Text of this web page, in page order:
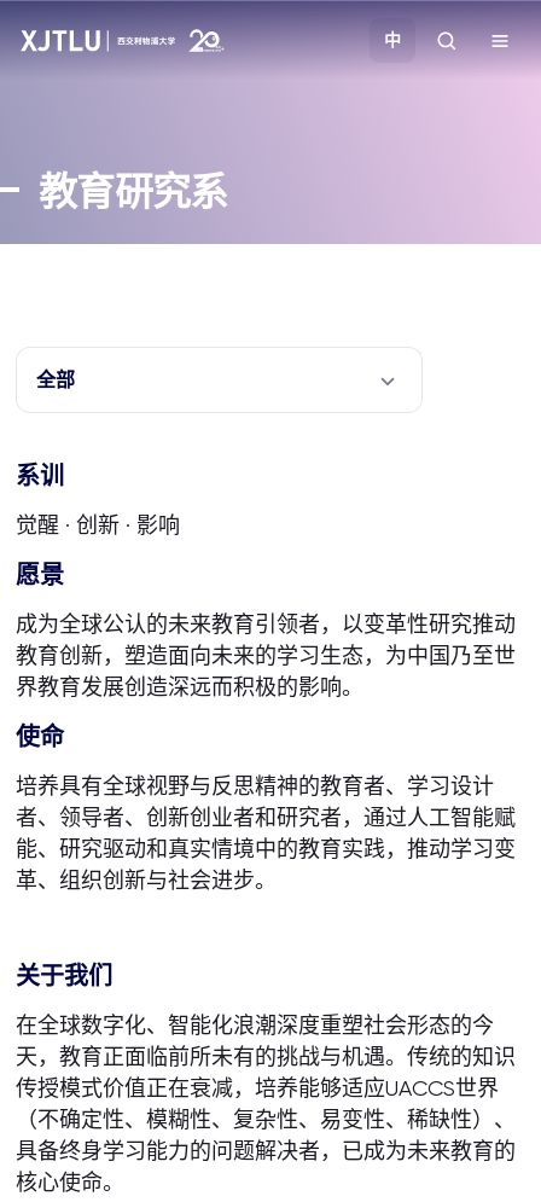
招生
学院
校园生活
关于我们
中
教育研究系
全部
系训
觉醒 · 创新 · 影响
愿景
成为全球公认的未来教育引领者，以变革性研究推动
教育创新，塑造面向未来的学习生态，为中国乃至世
界教育发展创造深远而积极的影响。
使命
培养具有全球视野与反思精神的教育者、学习设计
者、领导者、创新创业者和研究者，通过人工智能赋
能、研究驱动和真实情境中的教育实践，推动学习变
革、组织创新与社会进步。
关于我们
在全球数字化、智能化浪潮深度重塑社会形态的今
天，教育正面临前所未有的挑战与机遇。传统的知识
传授模式价值正在衰减，培养能够适应UACCS世界
（不确定性、模糊性、复杂性、易变性、稀缺性）、
具备终身学习能力的问题解决者，已成为未来教育的
核心使命。